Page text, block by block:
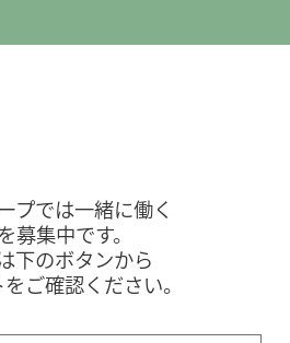
プでは一緒に働く
募集中です。
下のボタンから
ご確認ください。